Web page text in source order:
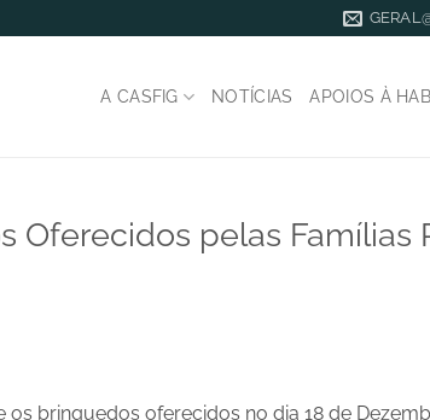
A CASFIG NOTÍCIAS APOIOS À
Oferecidos pelas Famílias
brinquedos oferecidos no dia 18 de